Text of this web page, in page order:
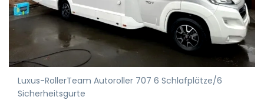
Luxus-RollerTeam Autoroller 707 6 Schlafplätze/6
Sicherheitsgurte